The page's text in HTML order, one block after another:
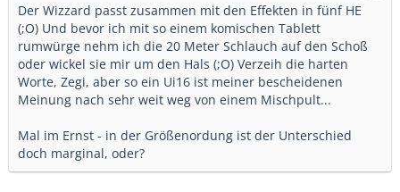
Der Wizzard passt zusammen mit den Effekten in fünf HE
(;O) Und bevor ich mit so einem komischen Tablett
rumwürge nehm ich die 20 Meter Schlauch auf den Schoß
oder wickel sie mir um den Hals (;O) Verzeih die harten
Worte, Zegi, aber so ein Ui16 ist meiner bescheidenen
Meinung nach sehr weit weg von einem Mischpult...
Mal im Ernst - in der Größenordung ist der Unterschied
doch marginal, oder?